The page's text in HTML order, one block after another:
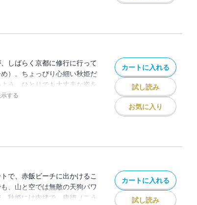
しばらく京都に修行に行って
）。ちょっぴり心細い秋姫だ
う、ひとりでも大丈夫な姿を
んなに急に変われるはずもな
する
カートに入れる
試し読み
お気に入り
で、赤飯ビーチに出かけるこ
、山と空では無敵の天狗パワ
秋姫には内緒で、康徳（こう
カートに入れる
試し読み